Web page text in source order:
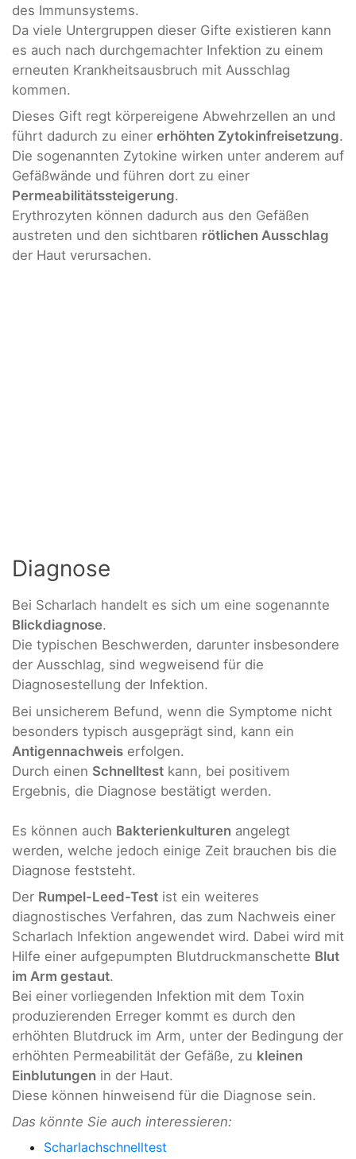
des Immunsystems.
Da viele Untergruppen dieser Gifte existieren kann
es auch nach durchgemachter Infektion zu einem
erneuten Krankheitsausbruch mit Ausschlag
kommen.
Dieses Gift regt körpereigene Abwehrzellen an und
führt dadurch zu einer erhöhten Zytokinfreisetzung.
Die sogenannten Zytokine wirken unter anderem auf
Gefäßwände und führen dort zu einer
Permeabilitätssteigerung.
Erythrozyten können dadurch aus den Gefäßen
austreten und den sichtbaren rötlichen Ausschlag
der Haut verursachen.
Diagnose
Bei Scharlach handelt es sich um eine sogenannte
Blickdiagnose.
Die typischen Beschwerden, darunter insbesondere
der Ausschlag, sind wegweisend für die
Diagnosestellung der Infektion.
Bei unsicherem Befund, wenn die Symptome nicht
besonders typisch ausgeprägt sind, kann ein
Antigennachweis erfolgen.
Durch einen Schnelltest kann, bei positivem
Ergebnis, die Diagnose bestätigt werden.
Es können auch Bakterienkulturen angelegt
werden, welche jedoch einige Zeit brauchen bis die
Diagnose feststeht.
Der Rumpel-Leed-Test ist ein weiteres
diagnostisches Verfahren, das zum Nachweis einer
Scharlach Infektion angewendet wird. Dabei wird mit
Hilfe einer aufgepumpten Blutdruckmanschette Blut
im Arm gestaut.
Bei einer vorliegenden Infektion mit dem Toxin
produzierenden Erreger kommt es durch den
erhöhten Blutdruck im Arm, unter der Bedingung der
erhöhten Permeabilität der Gefäße, zu kleinen
Einblutungen in der Haut.
Diese können hinweisend für die Diagnose sein.
Das könnte Sie auch interessieren:
Scharlachschnelltest